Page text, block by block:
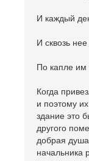
И каждый
И сквозь
По капле им
Когда
и поэтому
здание это
другого
добрая
начальника